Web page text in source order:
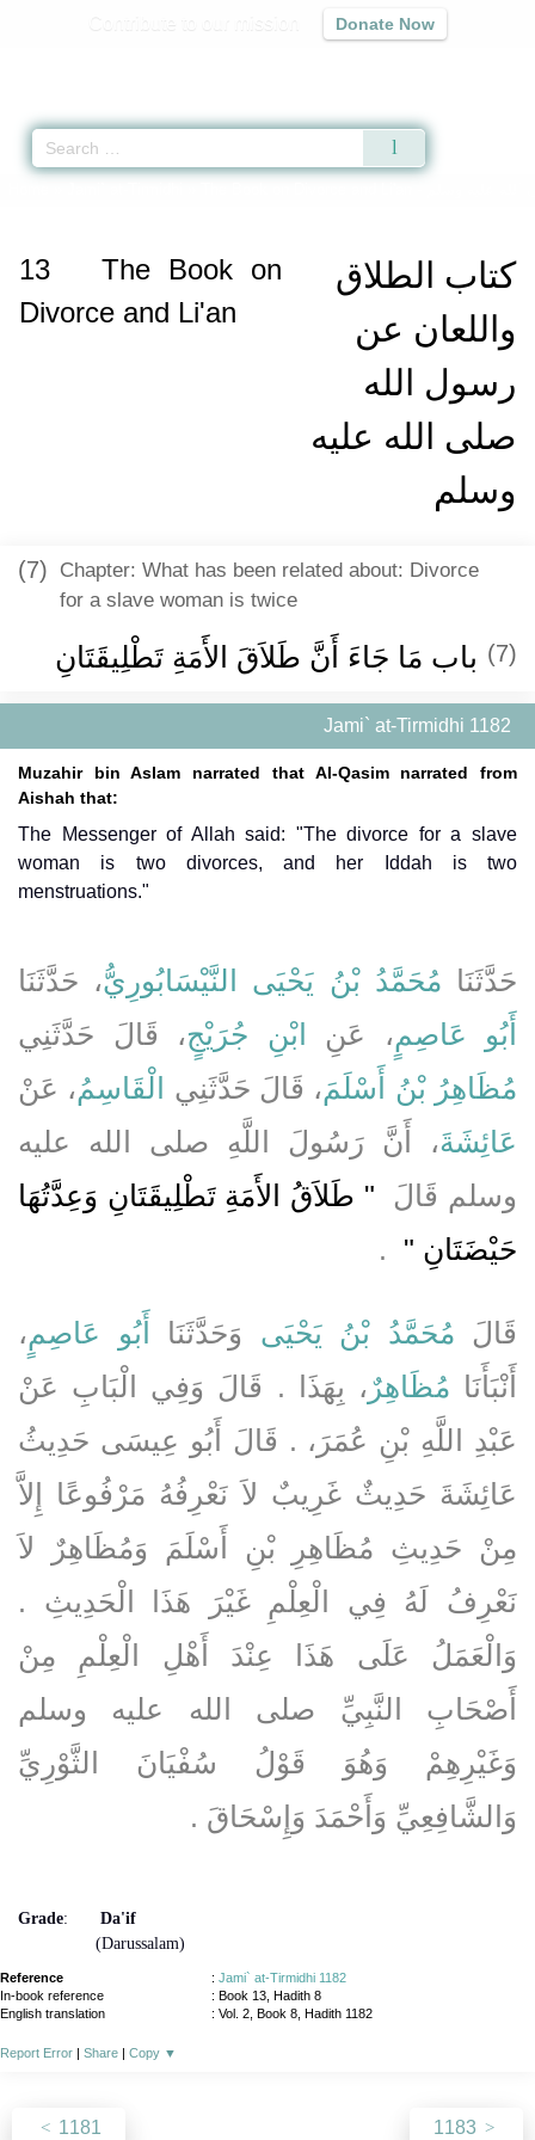
Donate Now
كتاب الطلاق
واللعان عن
رسول الله
صلى الله عليه
وسلم
13
The Book on
Divorce and Li'an
(7) Chapter: What has been related about: Divorce
for a slave woman is twice
(7) باب مَا جَاءَ أَنَّ طَلاَقَ الأَمَةِ تَطْلِيقَتَانِ ‏
Jami` at-Tirmidhi 1182
Muzahir bin Aslam narrated that Al-Qasim narrated from
Aishah that:
The Messenger of Allah said: "The divorce for a slave
woman is two divorces, and her Iddah is two
menstruations."
حَدَّثَنَا مُحَمَّدُ بْنُ يَحْيَى النَّيْسَابُورِيُّ، حَدَّثَنَا
أَبُو عَاصِمٍ، عَنِ ابْنِ جُرَيْجٍ، قَالَ حَدَّثَنِي
مُظَاهِرُ بْنُ أَسْلَمَ، قَالَ حَدَّثَنِي الْقَاسِمُ، عَنْ
عَائِشَةَ، أَنَّ رَسُولَ اللَّهِ صلى الله عليه
وسلم قَالَ ‏
"‏ طَلاَقُ الأَمَةِ تَطْلِيقَتَانِ وَعِدَّتُهَا
حَيْضَتَانِ ‏"
‏ ‏.‏
قَالَ مُحَمَّدُ بْنُ يَحْيَى وَحَدَّثَنَا أَبُو عَاصِمٍ،
أَنْبَأَنَا مُظَاهِرٌ ، بِهَذَا ‏.‏ قَالَ وَفِي الْبَابِ عَنْ
عَبْدِ اللَّهِ بْنِ عُمَرَ، ‏.‏ قَالَ أَبُو عِيسَى حَدِيثُ
عَائِشَةَ حَدِيثٌ غَرِيبٌ لاَ نَعْرِفُهُ مَرْفُوعًا إِلاَّ
مِنْ حَدِيثِ مُظَاهِرِ بْنِ أَسْلَمَ وَمُظَاهِرٌ لاَ
نَعْرِفُ لَهُ فِي الْعِلْمِ غَيْرَ هَذَا الْحَدِيثِ ‏.‏
وَالْعَمَلُ عَلَى هَذَا عِنْدَ أَهْلِ الْعِلْمِ مِنْ
أَصْحَابِ النَّبِيِّ صلى الله عليه وسلم
وَغَيْرِهِمْ وَهُوَ قَوْلُ سُفْيَانَ الثَّوْرِيِّ
وَالشَّافِعِيِّ وَأَحْمَدَ وَإِسْحَاقَ ‏.‏
Grade:
Da'if
(Darussalam)
Reference : Jami` at-Tirmidhi 1182
In-book reference
: Book 13, Hadith 8
English translation
: Vol. 2, Book 8, Hadith 1182
Report Error | Share | Copy ▼
1181 1183